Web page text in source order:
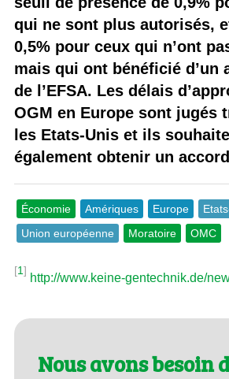
qui ne sont plus autorisés,
0,5% pour ceux qui n’ont
mais qui ont bénéficié d’un
de l’EFSA. Les délais
OGM en Europe sont jugés
les Etats-Unis et ils
également obtenir un
Économie Amériques Europe
Union européenne
Moratoire OMC
[1]
http://www.keine-gentechnik.de/
Nous avons besoin